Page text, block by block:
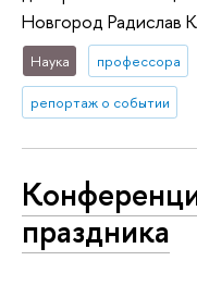
Новгород Радислав
Наука профессора
репортаж о событии
праздника